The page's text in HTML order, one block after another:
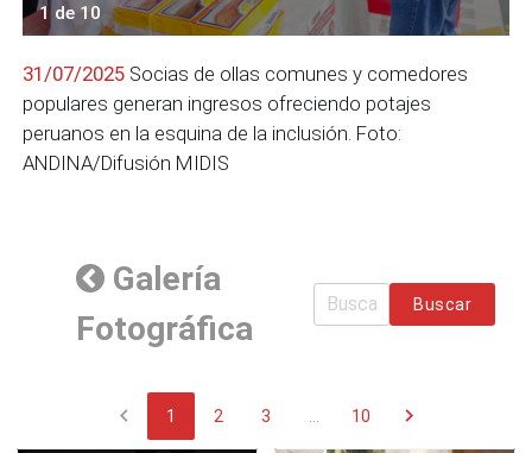
1 de 10
31/07/2025 Socias de ollas comunes y comedores
populares generan ingresos ofreciendo potajes
peruanos en la esquina de la inclusión. Foto:
ANDINA/Difusión MIDIS
Galería
Fotográfica
Buscar
chevron_left 1 2 3 10 chevron_right